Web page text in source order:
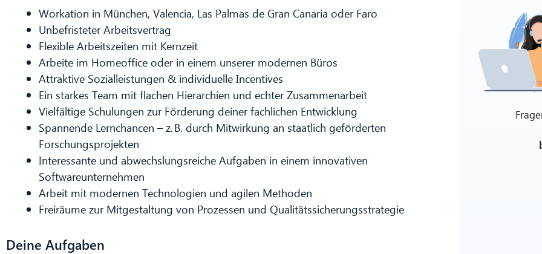
Workation in München, Valencia, Las Palmas de Gran Canaria oder Faro
Unbefristeter Arbeitsvertrag
Flexible Arbeitszeiten mit Kernzeit
Arbeite im Homeoffice oder in einem unserer modernen Büros
Attraktive Sozialleistungen & individuelle Incentives
Ein starkes Team mit flachen Hierarchien und echter Zusammenarbeit
Vielfältige Schulungen zur Förderung deiner fachlichen Entwicklung
Spannende Lernchancen – z. B. durch Mitwirkung an staatlich geförderten
Forschungsprojekten
Interessante und abwechslungsreiche Aufgaben in einem innovativen
Softwareunternehmen
Arbeit mit modernen Technologien und agilen Methoden
Freiräume zur Mitgestaltung von Prozessen und Qualitätssicherungsstrategie
Deine Aufgaben